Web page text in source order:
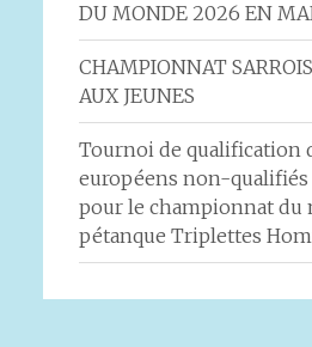
DU MONDE 2026 EN
CHAMPIONNAT
AUX JEUNES
Tournoi de qualification
européens non-qualifiés
pour le championnat du
pétanque Triplettes